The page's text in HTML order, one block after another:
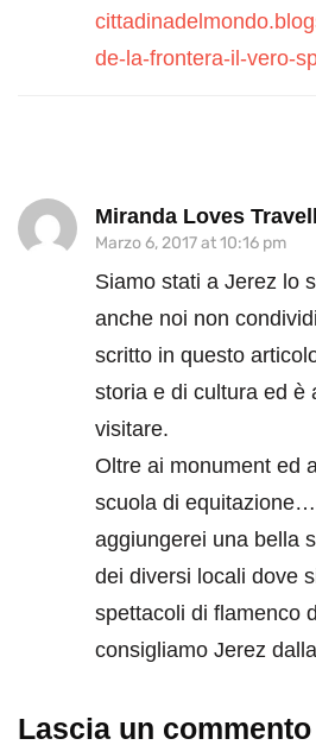
de-la-frontera-il-vero-
Miranda Loves
Marzo 6, 2017 at 10:16 pm
Siamo stati a Jerez lo
anche noi non
scritto in questo
storia e di cultura ed è
visitare.
Oltre ai monument ed
scuola di
aggiungerei una bella
dei diversi locali dove
spettacoli di flamenco
consigliamo Jerez
Lascia un commento